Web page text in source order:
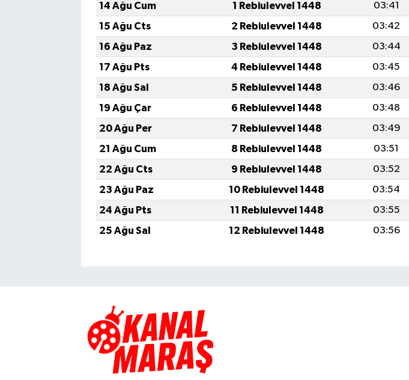
14 Ağu Cum
1 Rebiulevvel 1448 03:41
15 Ağu Cts
2 Rebiulevvel 1448 03:42
16 Ağu Paz
3 Rebiulevvel 1448 03:44
17 Ağu Pts
4 Rebiulevvel 1448 03:45
18 Ağu Sal
5 Rebiulevvel 1448 03:46
19 Ağu Çar
6 Rebiulevvel 1448 03:48
20 Ağu Per
7 Rebiulevvel 1448 03:49
21 Ağu Cum
8 Rebiulevvel 1448 03:51
22 Ağu Cts
9 Rebiulevvel 1448 03:52
23 Ağu Paz
10 Rebiulevvel 1448 03:54
24 Ağu Pts
11 Rebiulevvel 1448 03:55
25 Ağu Sal
12 Rebiulevvel 1448 03:56